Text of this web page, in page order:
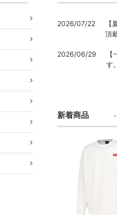
2026/07/22
頂
2026/06/29
す。
新着商品